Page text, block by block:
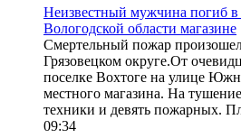
Неизвестный мужчина погиб
Вологодской области магазине
Смертельный пожар произошел
Грязовецком округе.От
поселке Вохтоге на улице
местного магазина. На
техники и девять пожарных.
09:34